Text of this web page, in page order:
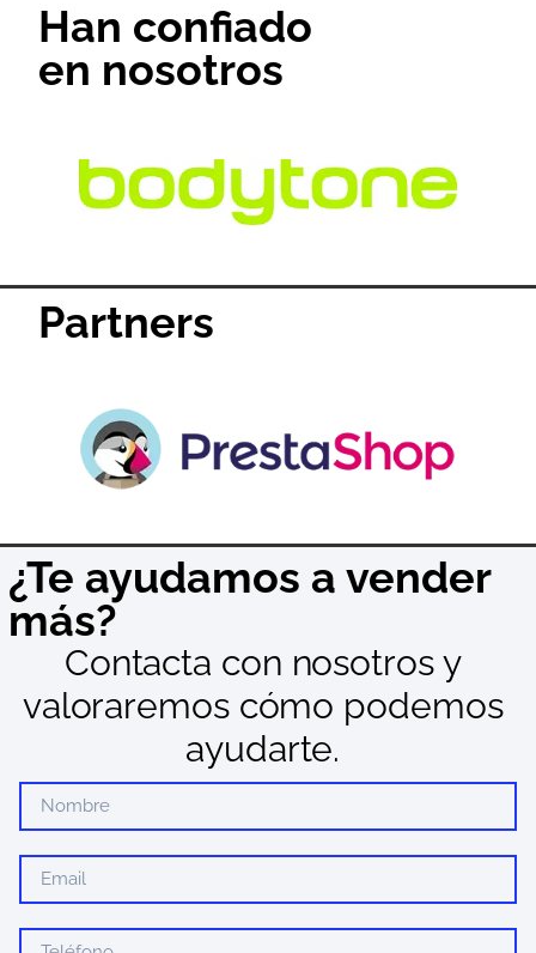
Han confiado
en nosotros
Partners
¿Te ayudamos a vender
más?
Contacta con nosotros y
valoraremos cómo podemos
ayudarte.